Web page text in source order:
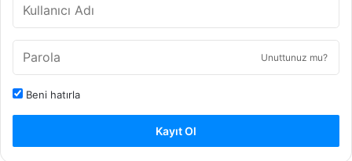
Unuttunuz mu?
Beni hatırla
Kayıt Ol